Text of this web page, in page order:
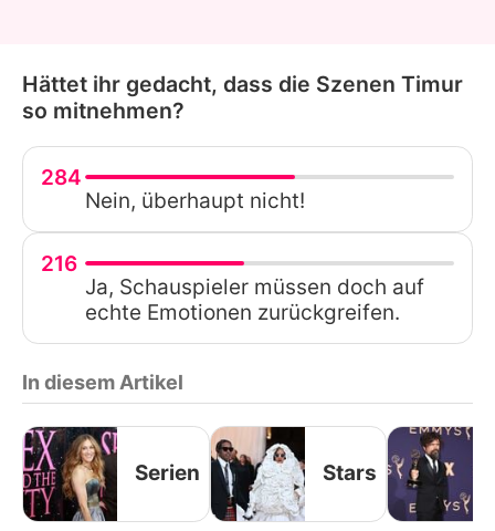
Hättet ihr gedacht, dass die Szenen Timur
so mitnehmen?
284
Nein, überhaupt nicht!
216
Ja, Schauspieler müssen doch auf
echte Emotionen zurückgreifen.
In diesem Artikel
Serien Stars